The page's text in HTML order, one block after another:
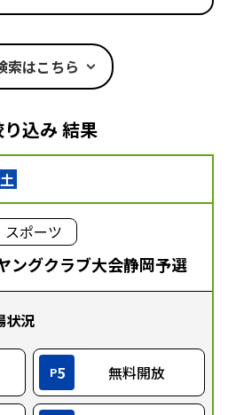
索はこちら
り込み 結果
土
スポーツ
ングクラブ大会静岡予選
状況
P5 無料開放